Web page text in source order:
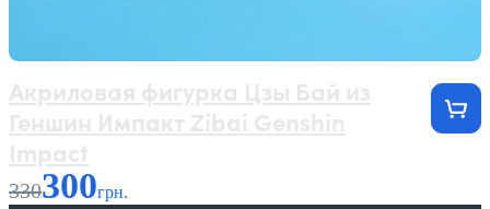
330300грн.